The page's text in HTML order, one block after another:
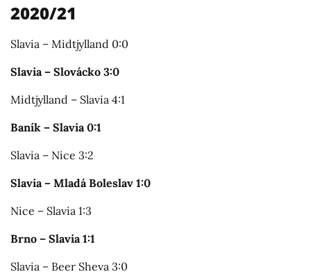
2020/21
Slavia – Midtjylland 0:0
Slavia – Slovácko 3:0
Midtjylland – Slavia 4:1
Baník – Slavia 0:1
Slavia – Nice 3:2
Slavia – Mladá Boleslav 1:0
Nice – Slavia 1:3
Brno – Slavia 1:1
Slavia – Beer Sheva 3:0